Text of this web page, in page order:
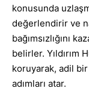
konusunda
değerlendirir ve
bağımsızlığını
belirler. Yıldırım
koruyarak, adil
adımları atar.